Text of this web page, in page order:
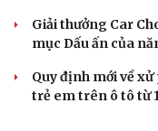
Giải thưởng Car
mục Dấu ấn của
Quy định mới về
trẻ em trên ô tô từ